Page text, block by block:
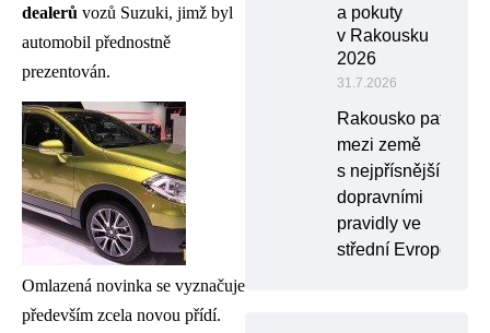
dealerů vozů Suzuki, jimž byl
automobil přednostně
prezentován.
Omlazená novinka se vyznačuje
především zcela novou přídí.
a pokuty
v Rakousku
2026
31.7.2026
Rakousko patří
mezi země
s nejpřísnějšími
dopravními
pravidly ve
střední Evropě